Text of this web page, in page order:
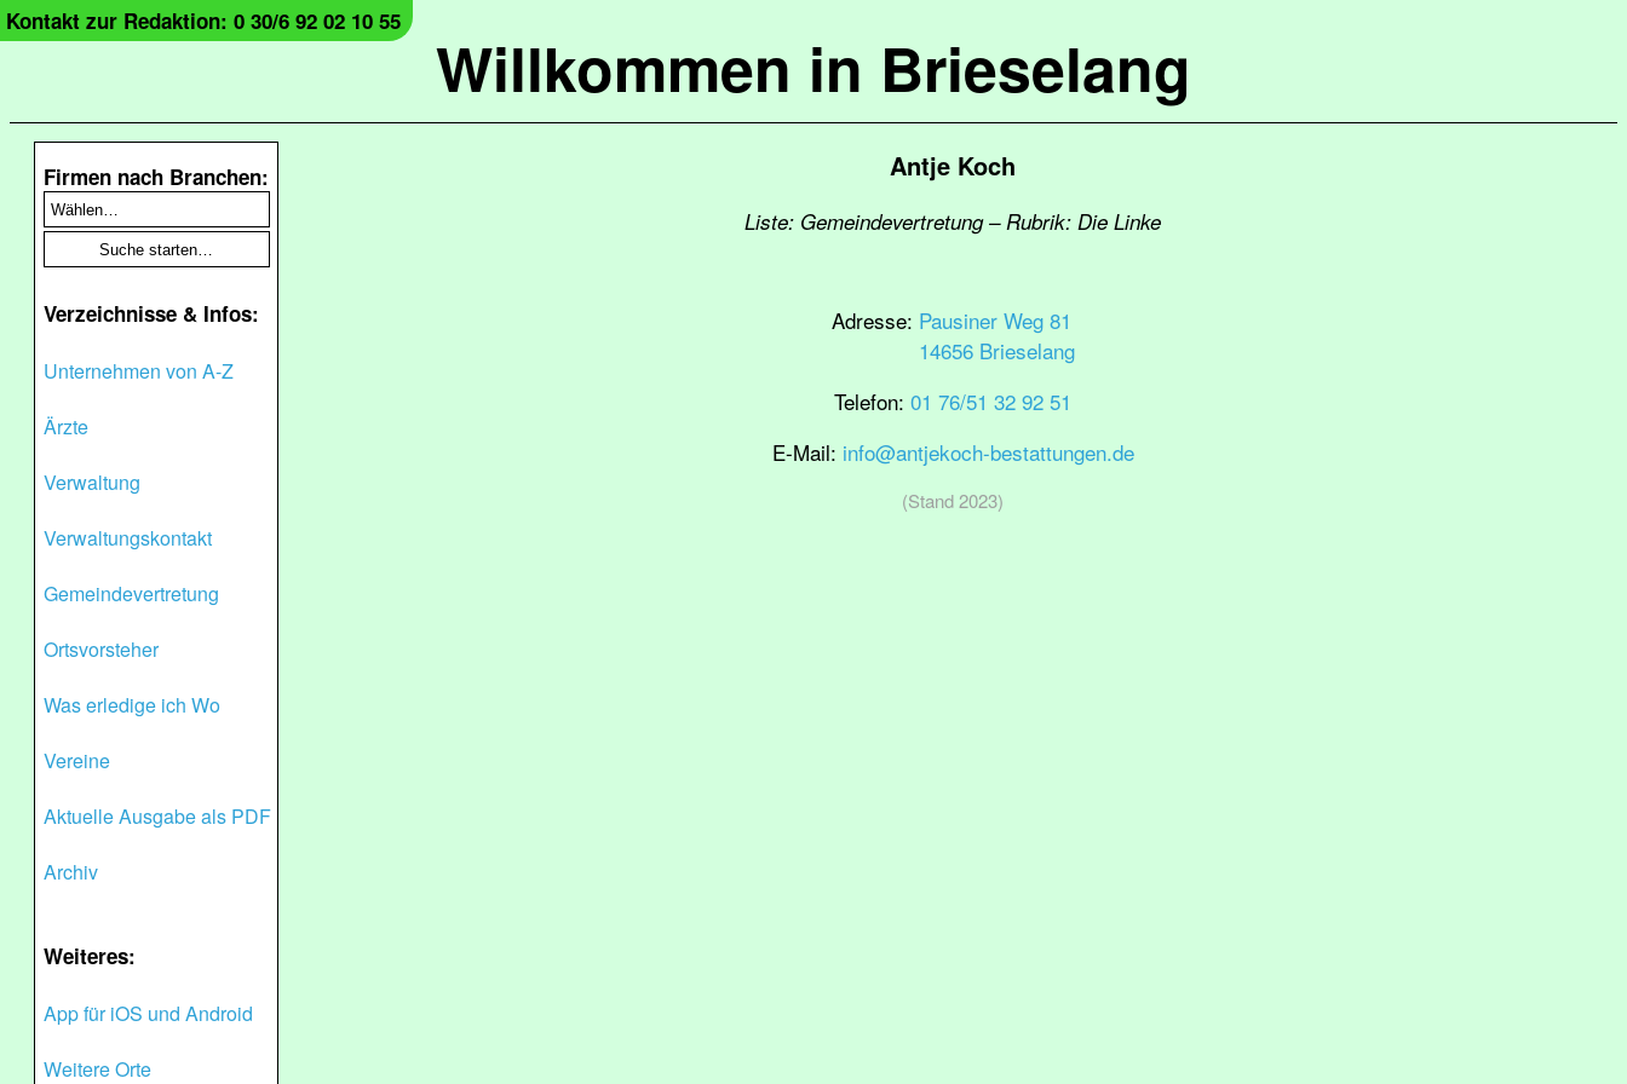
Willkommen in Brieselang
Kontakt zur Redaktion: 0 30/6 92 02 10 55
Firmen nach Branchen:
Verzeichnisse & Infos:
Unternehmen von A-Z
Ärzte
Verwaltung
Verwaltungskontakt
Gemeindevertretung
Ortsvorsteher
Was erledige ich Wo
Vereine
Aktuelle Ausgabe als PDF
Archiv
Weiteres:
App für iOS und Android
Weitere Orte
Antje Koch
Liste: Gemeindevertretung – Rubrik: Die Linke
Adresse: Pausiner Weg 81
14656 Brieselang
Telefon: 01 76/51 32 92 51
E-Mail: info@antjekoch-bestattungen.de
(Stand 2023)